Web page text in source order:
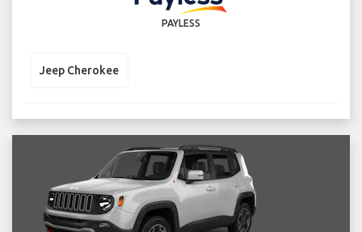
PAYLESS
Jeep Cherokee